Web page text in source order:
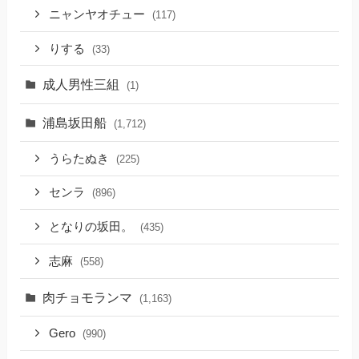
ニャンヤオチュー (117)
りする (33)
成人男性三組 (1)
浦島坂田船 (1,712)
うらたぬき (225)
センラ (896)
となりの坂田。 (435)
志麻 (558)
肉チョモランマ (1,163)
Gero (990)